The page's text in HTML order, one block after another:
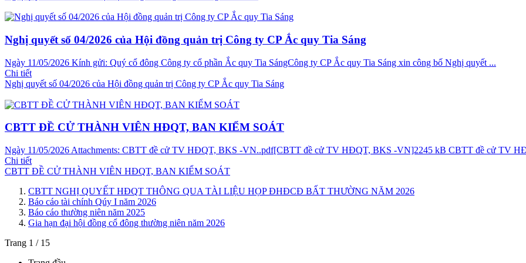
Nghị quyết số 04/2026 của Hội đồng quản trị Công ty CP Ắc quy Tia Sáng
Ngày 11/05/2026 Kính gửi: Quý cổ đông Công ty cổ phần Ắc quy Tia SángCông ty CP Ắc quy Tia Sáng xin công bố Nghị quyết ...
Chi tiết
Nghị quyết số 04/2026 của Hội đồng quản trị Công ty CP Ắc quy Tia Sáng
CBTT ĐỀ CỬ THÀNH VIÊN HĐQT, BAN KIỂM SOÁT
Ngày 11/05/2026 Attachments: CBTT đề cử TV HĐQT, BKS -VN..pdf[CBTT đề cử TV HĐQT, BKS -VN]2245 kB CBTT đề cử TV
Chi tiết
CBTT ĐỀ CỬ THÀNH VIÊN HĐQT, BAN KIỂM SOÁT
CBTT NGHỊ QUYẾT HĐQT THÔNG QUA TÀI LIỆU HỌP ĐHĐCĐ BẤT THƯỜNG NĂM 2026
Báo cáo tài chính Qúy I năm 2026
Báo cáo thường niên năm 2025
Gia hạn đại hội đồng cổ đông thường niên năm 2026
Trang 1 / 15